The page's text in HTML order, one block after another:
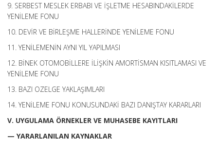
9. SERBEST MESLEK ERBABI VE İŞLETME HESABINDAKİLERDE
YENİLEME FONU
10. DEVİR VE BİRLEŞME HALLERİNDE YENİLEME FONU
11. YENİLEMENİN AYNI YIL YAPILMASI
12. BİNEK OTOMOBİLLERE İLİŞKİN AMORTİSMAN KISITLAMASI VE
YENİLEME FONU
13. BAZI OZELGE YAKLAŞIMLARI
14. YENİLEME FONU KONUSUNDAKİ BAZI DANIŞTAY KARARLARI
V. UYGULAMA ÖRNEKLER VE MUHASEBE KAYITLARI
— YARARLANILAN KAYNAKLAR